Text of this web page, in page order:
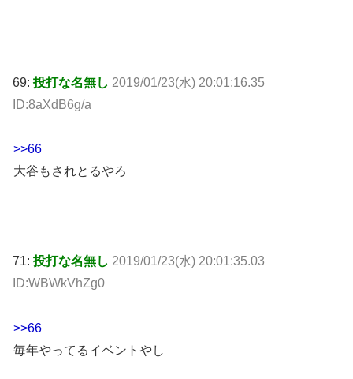
69:投打な名無し 2019/01/23(水) 20:01:16.35
ID:8aXdB6g/a
>>66
大谷もされとるやろ
71:投打な名無し 2019/01/23(水) 20:01:35.03
ID:WBWkVhZg0
>>66
毎年やってるイベントやし